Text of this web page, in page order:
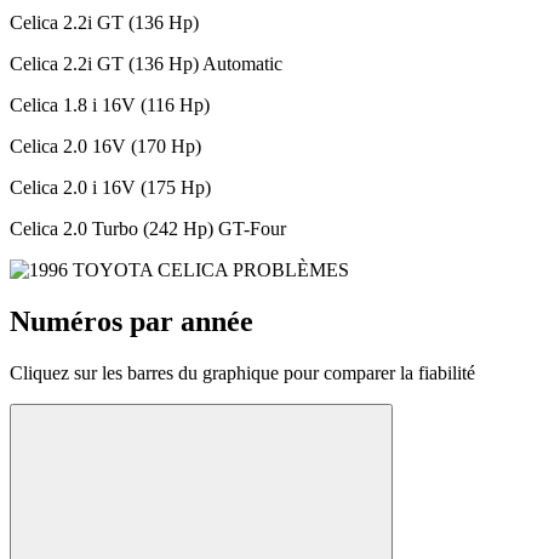
Celica 2.2i GT (136 Hp)
Celica 2.2i GT (136 Hp) Automatic
Celica 1.8 i 16V (116 Hp)
Celica 2.0 16V (170 Hp)
Celica 2.0 i 16V (175 Hp)
Celica 2.0 Turbo (242 Hp) GT-Four
Numéros par année
Cliquez sur les barres du graphique pour comparer la fiabilité